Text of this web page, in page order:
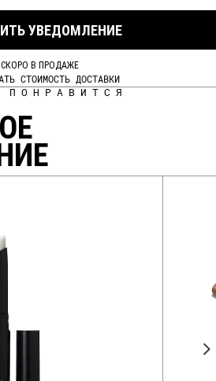
УВЕДОМЛЕНИЕ
СКОРО В ПРОДАЖЕ
СТОИМОСТЬ ДОСТАВКИ